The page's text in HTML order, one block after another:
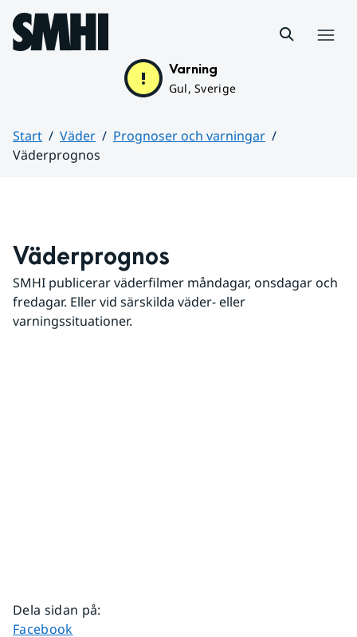
Hoppa till sidans innehåll
Varning
Gul, Sverige
Start Väder
Prognoser och varningar
Väderprognos
Väderprognos
SMHI publicerar väderfilmer måndagar, onsdagar och
fredagar. Eller vid särskilda väder- eller
varningssituationer.
Dela sidan på:
Dela sidan på
Facebook